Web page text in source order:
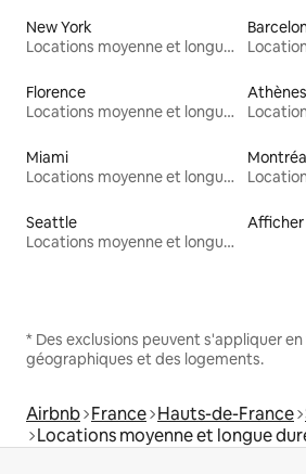
New York
Locations moyenne et longue durée
Florence
Locations moyenne et longue durée
Athènes
Miami
Locations moyenne et longue durée
Seattle
Locations moyenne et longue durée
Afficher
* Des exclusions peuvent s'appliquer
géographiques et des logements.
Airbnb France Hauts-de-France
Locations moyenne et longue